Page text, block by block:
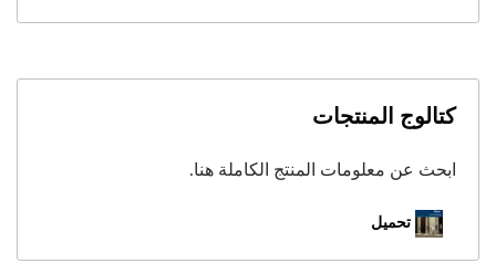
كتالوج المنتجات
ابحث عن معلومات المنتج الكاملة هنا.
تحميل